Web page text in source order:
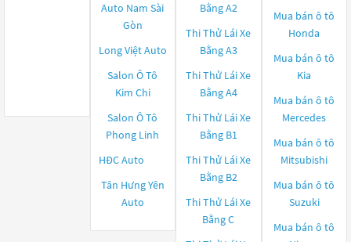
Auto Nam Sài
Gòn
Long Việt Auto
Salon Ô Tô
Kim Chi
Salon Ô Tô
Phong Linh
HĐC Auto
Tân Hưng Yên
Auto
Bằng A2
Thi Thử Lái Xe
Bằng A3
Thi Thử Lái Xe
Bằng A4
Thi Thử Lái Xe
Bằng B1
Thi Thử Lái Xe
Bằng B2
Thi Thử Lái Xe
Bằng C
Mua bán ô tô
Honda
Mua bán ô tô
Kia
Mua bán ô tô
Mercedes
Mua bán ô tô
Mitsubishi
Mua bán ô tô
Suzuki
Mua bán ô tô